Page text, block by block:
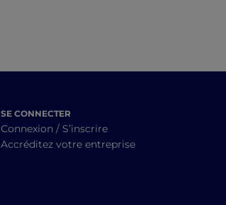
SE CONNECTER
Connexion / S’inscrire
Accréditez votre entreprise